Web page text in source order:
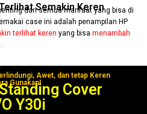
Semakin Keren
dari semua manfaat yang bisa di
case ini adalah penampilan HP
terlihat keren yang bisamenambah
Awet, dan tetap Keren
Gunakan!
Cover
Y30i